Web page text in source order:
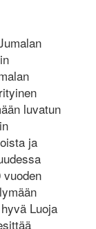
luvatun
ja
Luoja